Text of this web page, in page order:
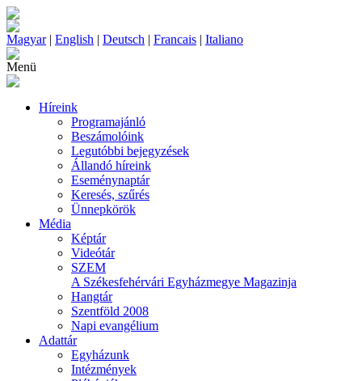
Magyar| English | Deutsch | Francais | Italiano
Menü
Híreink
Programajánló
Beszámolóink
Legutóbbi bejegyzések
Állandó híreink
Eseménynaptár
Keresés, szűrés
Ünnepkörök
Média
Képtár
Videótár
SZEM
A Székesfehérvári Egyházmegye Magazinja
Hangtár
Szentföld 2008
Napi evangélium
Adattár
Egyházunk
Intézmények